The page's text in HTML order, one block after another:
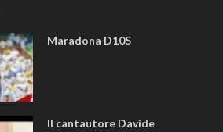
Maradona D10S
Il cantautore Davide